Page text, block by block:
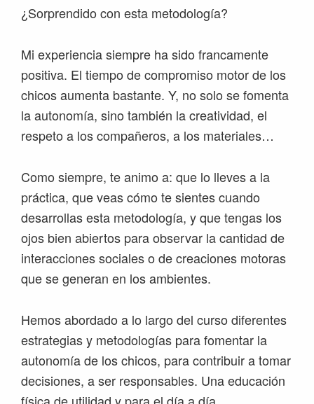
¿Sorprendido con esta metodología?
Mi experiencia siempre ha sido francamente
positiva. El tiempo de compromiso motor de los
chicos aumenta bastante. Y, no solo se fomenta
la autonomía, sino también la creatividad, el
respeto a los compañeros, a los materiales…
Como siempre, te animo a: que lo lleves a la
práctica, que veas cómo te sientes cuando
desarrollas esta metodología, y que tengas los
ojos bien abiertos para observar la cantidad de
interacciones sociales o de creaciones motoras
que se generan en los ambientes.
Hemos abordado a lo largo del curso diferentes
estrategias y metodologías para fomentar la
autonomía de los chicos, para contribuir a tomar
decisiones, a ser responsables. Una educación